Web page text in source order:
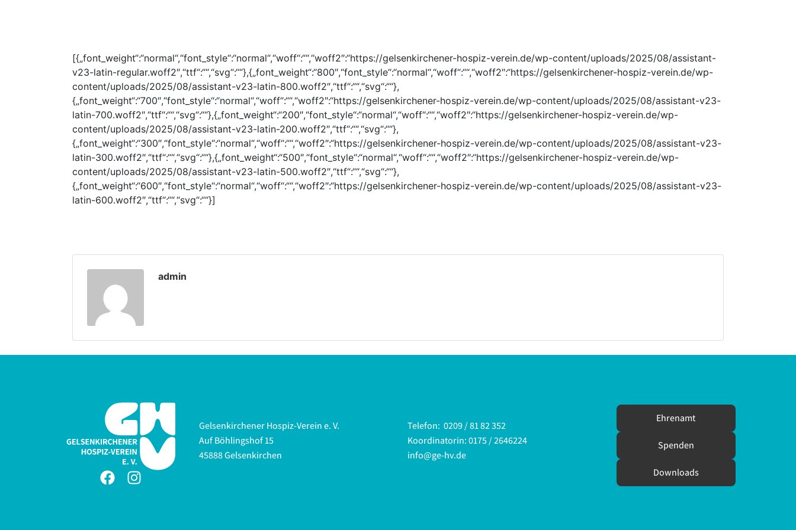
[{„font_weight“:“normal“,“font_style“:“normal“,“woff“:““,“woff2″:“https://gelsenkirchener-hospiz-verein.de/wp-content/uploads/2025/08/assistant-
v23-latin-regular.woff2″,“ttf“:““,“svg“:““},{„font_weight“:“800″,“font_style“:“normal“,“woff“:““,“woff2″:“https://gelsenkirchener-hospiz-verein.de/wp-
content/uploads/2025/08/assistant-v23-latin-800.woff2″,“ttf“:““,“svg“:““},
{„font_weight“:“700″,“font_style“:“normal“,“woff“:““,“woff2″:“https://gelsenkirchener-hospiz-verein.de/wp-content/uploads/2025/08/assistant-v23-
latin-700.woff2″,“ttf“:““,“svg“:““},{„font_weight“:“200″,“font_style“:“normal“,“woff“:““,“woff2″:“https://gelsenkirchener-hospiz-verein.de/wp-
content/uploads/2025/08/assistant-v23-latin-200.woff2″,“ttf“:““,“svg“:““},
{„font_weight“:“300″,“font_style“:“normal“,“woff“:““,“woff2″:“https://gelsenkirchener-hospiz-verein.de/wp-content/uploads/2025/08/assistant-v23-
latin-300.woff2″,“ttf“:““,“svg“:““},{„font_weight“:“500″,“font_style“:“normal“,“woff“:““,“woff2″:“https://gelsenkirchener-hospiz-verein.de/wp-
content/uploads/2025/08/assistant-v23-latin-500.woff2″,“ttf“:““,“svg“:““},
{„font_weight“:“600″,“font_style“:“normal“,“woff“:““,“woff2″:“https://gelsenkirchener-hospiz-verein.de/wp-content/uploads/2025/08/assistant-v23-
latin-600.woff2″,“ttf“:““,“svg“:““}]
admin
Gelsenkirchener Hospiz-Verein e. V.
Auf Böhlingshof 15
45888 Gelsenkirchen
Telefon:0209 / 81 82 352
Koordinatorin:0175 / 2646224
info@ge-hv.de
Ehrenamt
Spenden
Downloads